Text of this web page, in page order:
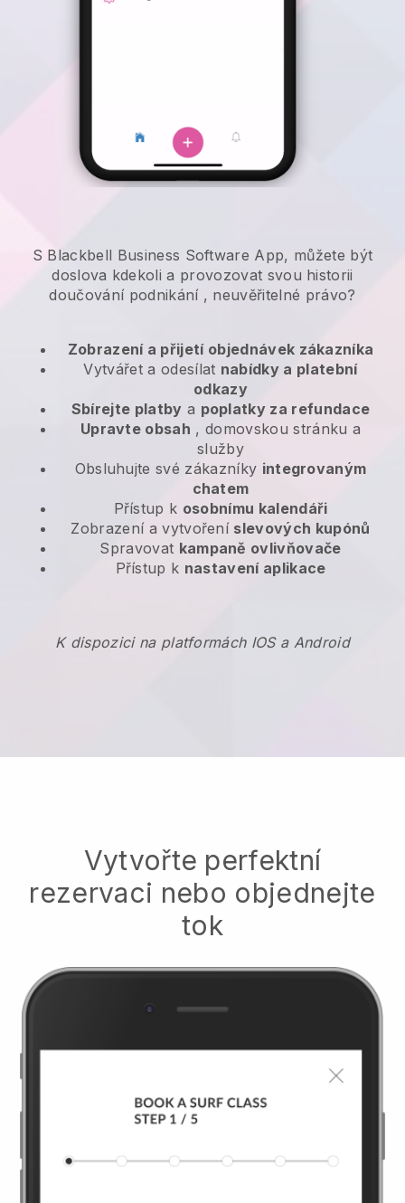
S Blackbell Business Software App, můžete být
doslova kdekoli a provozovat svou historii
doučování podnikání, neuvěřitelné právo?
Zobrazení a přijetí objednávek zákazníka
Vytvářet a odesílat nabídky a platební
odkazy
Sbírejte platby a poplatky za refundace
Upravte obsah , domovskou stránku a
služby
Obsluhujte své zákazníky integrovaným
chatem
Přístup k osobnímu kalendáři
Zobrazení a vytvoření slevových kupónů
Spravovat kampaně ovlivňovače
Přístup k nastavení aplikace
K dispozici na platformách IOS a Android
Vytvořte perfektní
rezervaci nebo objednejte
tok